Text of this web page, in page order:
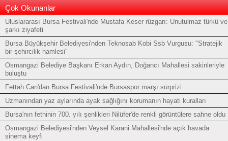
Çok Okunanlar
Uluslararası Bursa Festivali'nde Mustafa Keser rüzgarı: Unutulmaz türkü ve
şarkı ziyafeti
Bursa Büyükşehir Belediyesi'nden Teknosab Kobi Ssb Vurgusu: "Stratejik
bir şehircilik hamlesi"
Osmangazi Belediye Başkanı Erkan Aydın, Doğancı Mahallesi sakinleriyle
buluştu
Fettah Can'dan Bursa Festivali'nde Bursaspor marşı sürprizi
Uzmanından yaz aylarında ayak sağlığını korumanın hayati kuralları
Bursa'nın fethinin 700. yılı şenlikleri Nilüfer'de renkli görüntülere sahne oldu
Osmangazi Belediyesi'nden Veysel Karani Mahallesi'nde açık havada
sinema keyfi